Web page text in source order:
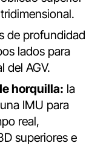
de profundidad
lados para
del AGV.
horquilla: la
IMU para
real,
superiores e